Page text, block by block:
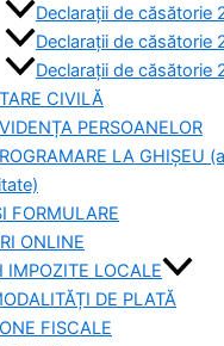
Declarații de căsătorie
Declarații de căsătorie
Declarații de căsătorie
CIVILĂ
PERSOANELOR
LA GHIȘEU
FORMULARE
ONLINE
IMPOZITE LOCALE
DE PLATĂ
FISCALE